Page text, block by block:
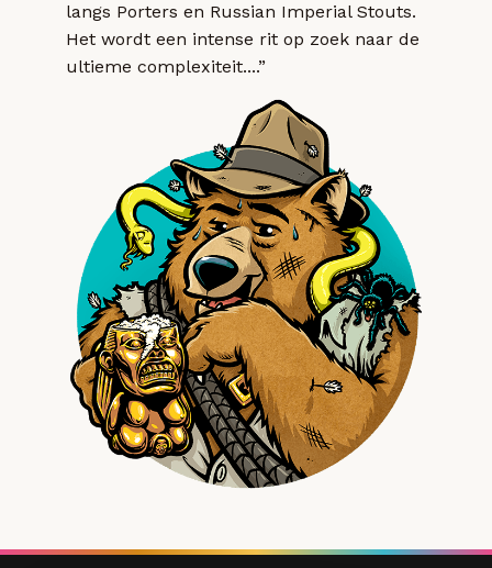
langs Porters en Russian Imperial Stouts.
Het wordt een intense rit op zoek naar de
ultieme complexiteit....”